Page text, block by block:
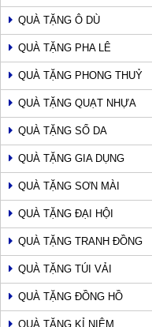
QUÀ TẶNG Ô DÙ
QUÀ TẶNG PHA LÊ
QUÀ TẶNG PHONG THUỶ
QUÀ TẶNG QUẠT NHỰA
QUÀ TẶNG SỔ DA
QUÀ TẶNG GIA DỤNG
QUÀ TẶNG SƠN MÀI
QUÀ TẶNG ĐẠI HỘI
QUÀ TẶNG TRANH ĐỒNG
QUÀ TẶNG TÚI VẢI
QUÀ TẶNG ĐỒNG HỒ
QUÀ TẶNG KỈ NIỆM